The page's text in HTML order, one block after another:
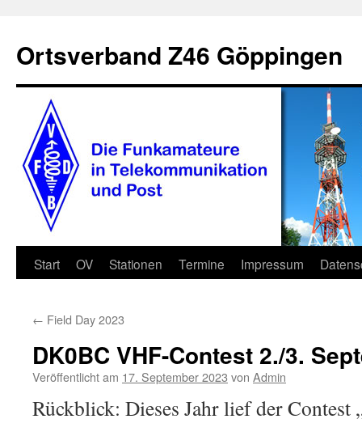
springen
Ortsverband Z46 Göppingen
Start OV Stationen Termine Impressum
← Field Day 2023
DK0BC VHF-Contest 2./3.
Veröffentlicht am 17. September 2023 von Admin
Rückblick: Dieses Jahr lief der Contest